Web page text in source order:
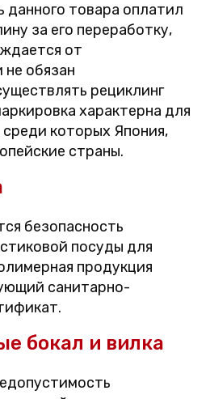
данного товара оплатил
за его переработку,
от
не обязан
рециклинг
характерна для
которых Япония,
страны.
безопасность
посуды для
продукция
санитарно-
бокал и вилка